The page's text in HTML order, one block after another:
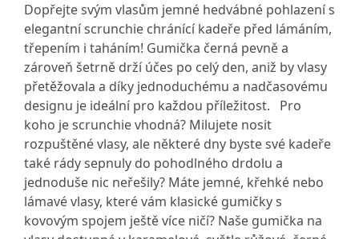
Dopřejte svým vlasům jemné hedvábné pohlazení s
elegantní scrunchie chránící kadeře před lámáním,
třepením i taháním! Gumička černá pevně a
zároveň šetrně drží účes po celý den, aniž by vlasy
přetěžovala a díky jednoduchému a nadčasovému
designu je ideální pro každou příležitost. Pro
koho je scrunchie vhodná? Milujete nosit
rozpuštěné vlasy, ale některé dny byste své kadeře
také rády sepnuly do pohodlného drdolu a
jednoduše nic neřešily? Máte jemné, křehké nebo
lámavé vlasy, které vám klasické gumičky s
kovovým spojem ještě více ničí? Naše gumička na